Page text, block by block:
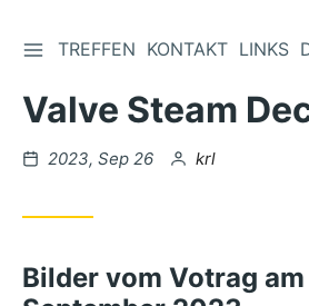
Zum
springen
TREFFEN KONTAKT LINKS
Valve Steam
Veröffentlicht
2023, Sep 26 von
krl
Bilder vom Votrag